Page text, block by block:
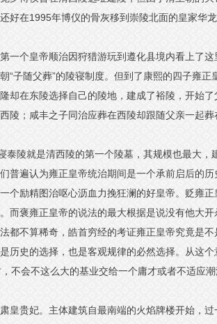
好在1995年博仪的骨灰移到崇陵北面的皇家华
一个皇帝顺治因狩猎游玩到遵化县境内看上了
“子随父葬”的陵寝制度。但到了康熙的四子雍
却在东陵选择自己的陵地，建成了裕陵，开始
陵；咸丰之子同治应葬在西陵却跟随父亲一起葬
泰陵就是清西陵的第一个陵墓，其规模也最大
普遍认为雍正皇帝统治期间是一个承前启后的
个励精图治呕心沥血力挽狂澜的好皇帝。贬雍
而褒雍正皇帝的说法的最大根据是说没有他大
都不算稀奇，皓首穷经的考证雍正皇帝究竟是
历史的选择，也是客观规律的必然选择。从这
不会不这么大的基业交给一个庸才或者不适应
皇贵妃。主体建筑自最南端的火焰牌楼开始，